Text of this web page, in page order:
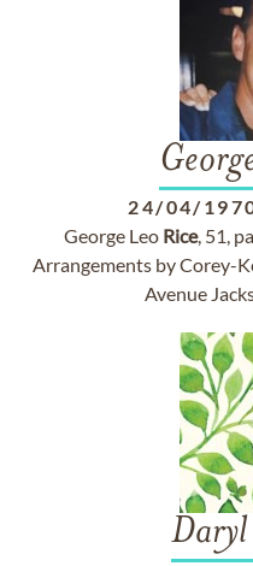
24/04/
George Leo Rice, 51,
Arrangements by Corey-
Avenue
Daryl